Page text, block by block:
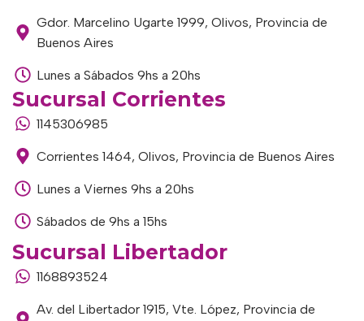
Gdor. Marcelino Ugarte 1999, Olivos, Provincia de
Buenos Aires
Lunes a Sábados 9hs a 20hs
Sucursal Corrientes
1145306985
Corrientes 1464, Olivos, Provincia de Buenos Aires
Lunes a Viernes 9hs a 20hs
Sábados de 9hs a 15hs
Sucursal Libertador
1168893524
Av. del Libertador 1915, Vte. López, Provincia de